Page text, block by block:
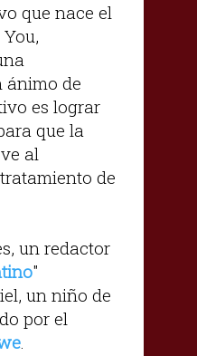
que nace el
ánimo de
es lograr
que la
al
de
un redactor
"
un niño de
por el
.